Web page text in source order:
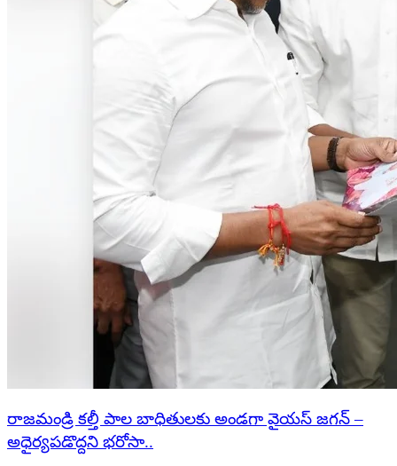
రాజమండ్రి కల్తీ పాల బాధితులకు అండగా వైయస్ జగన్ –
అధైర్యపడొద్దని భరోసా..